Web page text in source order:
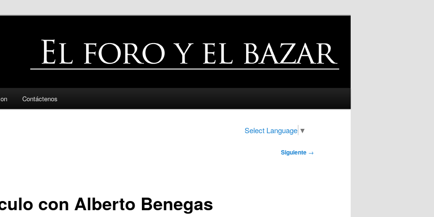
Contáctenos
Select Language ▼
Siguiente →
con Alberto Benegas